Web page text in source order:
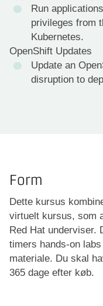
Run
privileges from
Kubernetes.
OpenShift Updates
Update an
disruption to
Form
Dette kursus
virtuelt kursus, som
Red Hat underviser.
timers hands-on
materiale. Du skal
365 dage efter køb.